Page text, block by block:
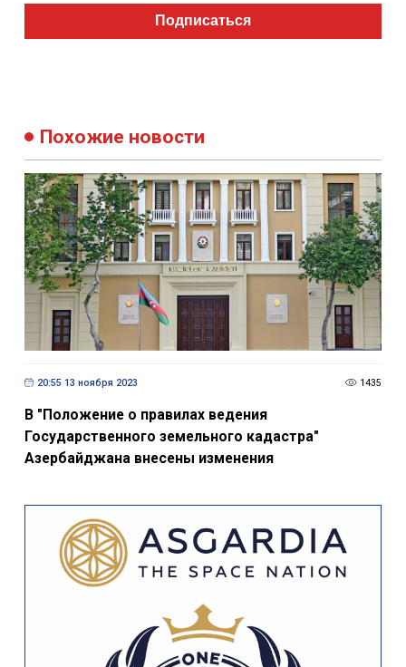
Подписаться
Похожие новости
20:55 13 ноября 2023 1435
В "Положение о правилах ведения
Государственного земельного кадастра"
Азербайджана внесены изменения